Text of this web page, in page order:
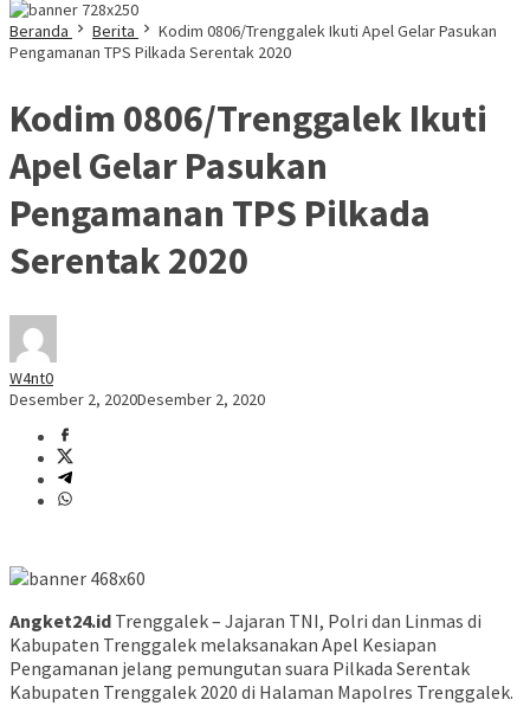
Beranda
Berita
Kodim 0806/Trenggalek Ikuti Apel Gelar Pasukan
Pengamanan TPS Pilkada Serentak 2020
Kodim 0806/Trenggalek Ikuti
Apel Gelar Pasukan
Pengamanan TPS Pilkada
Serentak 2020
W4nt0
Desember 2, 2020Desember 2, 2020
Angket24.id Trenggalek – Jajaran TNI, Polri dan Linmas di
Kabupaten Trenggalek melaksanakan Apel Kesiapan
Pengamanan jelang pemungutan suara Pilkada Serentak
Kabupaten Trenggalek 2020 di Halaman Mapolres Trenggalek.